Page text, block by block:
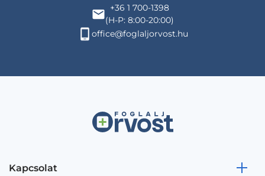
+36 1 700-1398
(H-P: 8:00-20:00)
office@foglaljorvost.hu
Kapcsolat